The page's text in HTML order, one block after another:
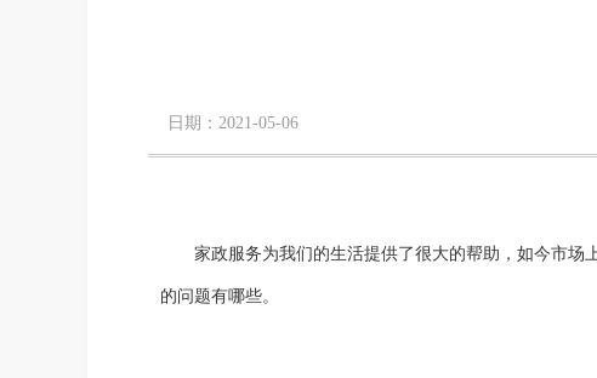
日期：2021-05-06
家政服务为我们的生活提供了很大的帮助，如今市
的问题有哪些。